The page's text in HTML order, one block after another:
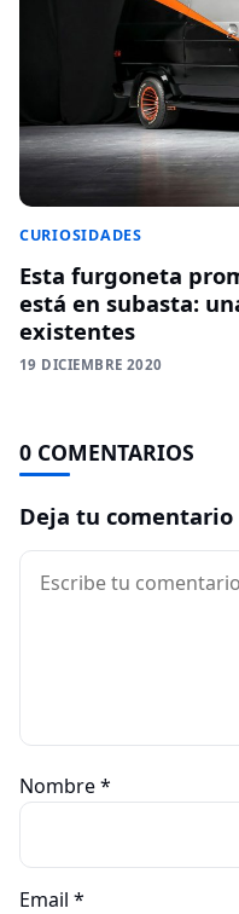
CURIOSIDADES
Esta furgoneta
está en subasta:
existentes
19 DICIEMBRE 2020
0 COMENTARIOS
Deja tu comentario
Comentario
Nombre*
Email *